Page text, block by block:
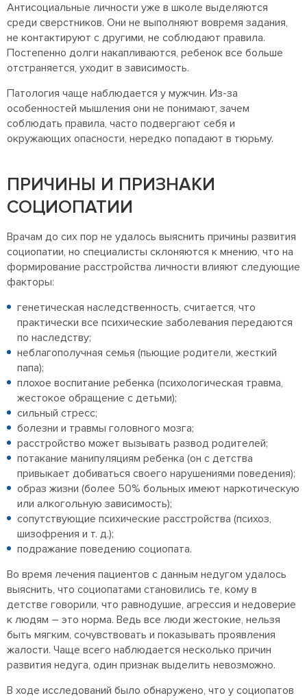
Антисоциальные личности уже в школе выделяются
среди сверстников. Они не выполняют вовремя задания,
не контактируют с другими, не соблюдают правила.
Постепенно долги накапливаются, ребенок все больше
отстраняется, уходит в зависимость.
Патология чаще наблюдается у мужчин. Из-за
особенностей мышления они не понимают, зачем
соблюдать правила, часто подвергают себя и
окружающих опасности, нередко попадают в тюрьму.
ПРИЧИНЫ И ПРИЗНАКИ
СОЦИОПАТИИ
Врачам до сих пор не удалось выяснить причины развития
социопатии, но специалисты склоняются к мнению, что на
формирование расстройства личности влияют следующие
факторы:
генетическая наследственность, считается, что
практически все психические заболевания передаются
по наследству;
неблагополучная семья (пьющие родители, жесткий
папа);
плохое воспитание ребенка (психологическая травма,
жестокое обращение с детьми);
сильный стресс;
болезни и травмы головного мозга;
расстройство может вызывать развод родителей;
потакание манипуляциям ребенка (он с детства
привыкает добиваться своего нарушениями поведения);
образ жизни (более 50% больных имеют наркотическую
или алкогольную зависимость);
сопутствующие психические расстройства (психоз,
шизофрения и т. д.);
подражание поведению социопата.
Во время лечения пациентов с данным недугом удалось
выяснить, что социопатами становились те, кому в
детстве говорили, что равнодушие, агрессия и недоверие
к людям – это норма. Ведь все люди жестокие, нельзя
быть мягким, сочувствовать и показывать проявления
жалости. Чаще всего наблюдается несколько причин
развития недуга, один признак выделить невозможно.
В ходе исследований было обнаружено, что у социопатов